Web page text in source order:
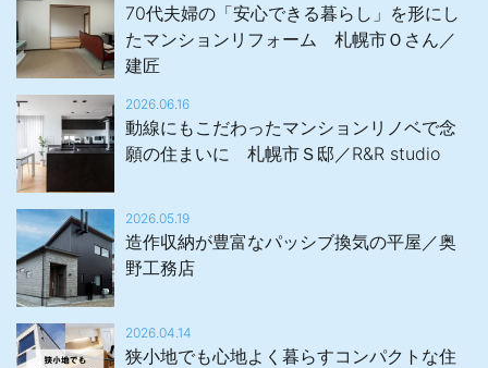
70代夫婦の「安心できる暮らし」を形にし
たマンションリフォーム 札幌市Ｏさん／
建匠
2026.06.16
動線にもこだわったマンションリノベで念
願の住まいに 札幌市Ｓ邸／R&R studio
2026.05.19
造作収納が豊富なパッシブ換気の平屋／奥
野工務店
2026.04.14
狭小地でも心地よく暮らすコンパクトな住